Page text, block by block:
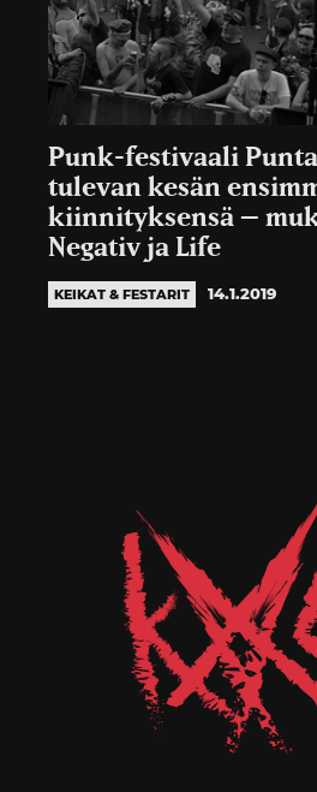
Punk-festivaali
tulevan kesän
kiinnityksensä –
Negativ ja Life
KEIKAT & FESTARIT 14.1.2019